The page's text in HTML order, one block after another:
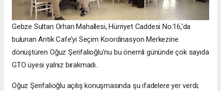
Gebze Sultan Orhan Mahallesi, Hürriyet Caddesi No:16,’da
bulunan Antik Cafe’yi Seçim Koordinasyon Merkezine
dönüştüren Oğuz Şerifalioğlu’nu bu önemli gününde çok sayıda
GTO üyesi yalnız bırakmadı..
Oğuz Şerifalioğlu açılış konuşmasında şu ifadelere yer verdi;